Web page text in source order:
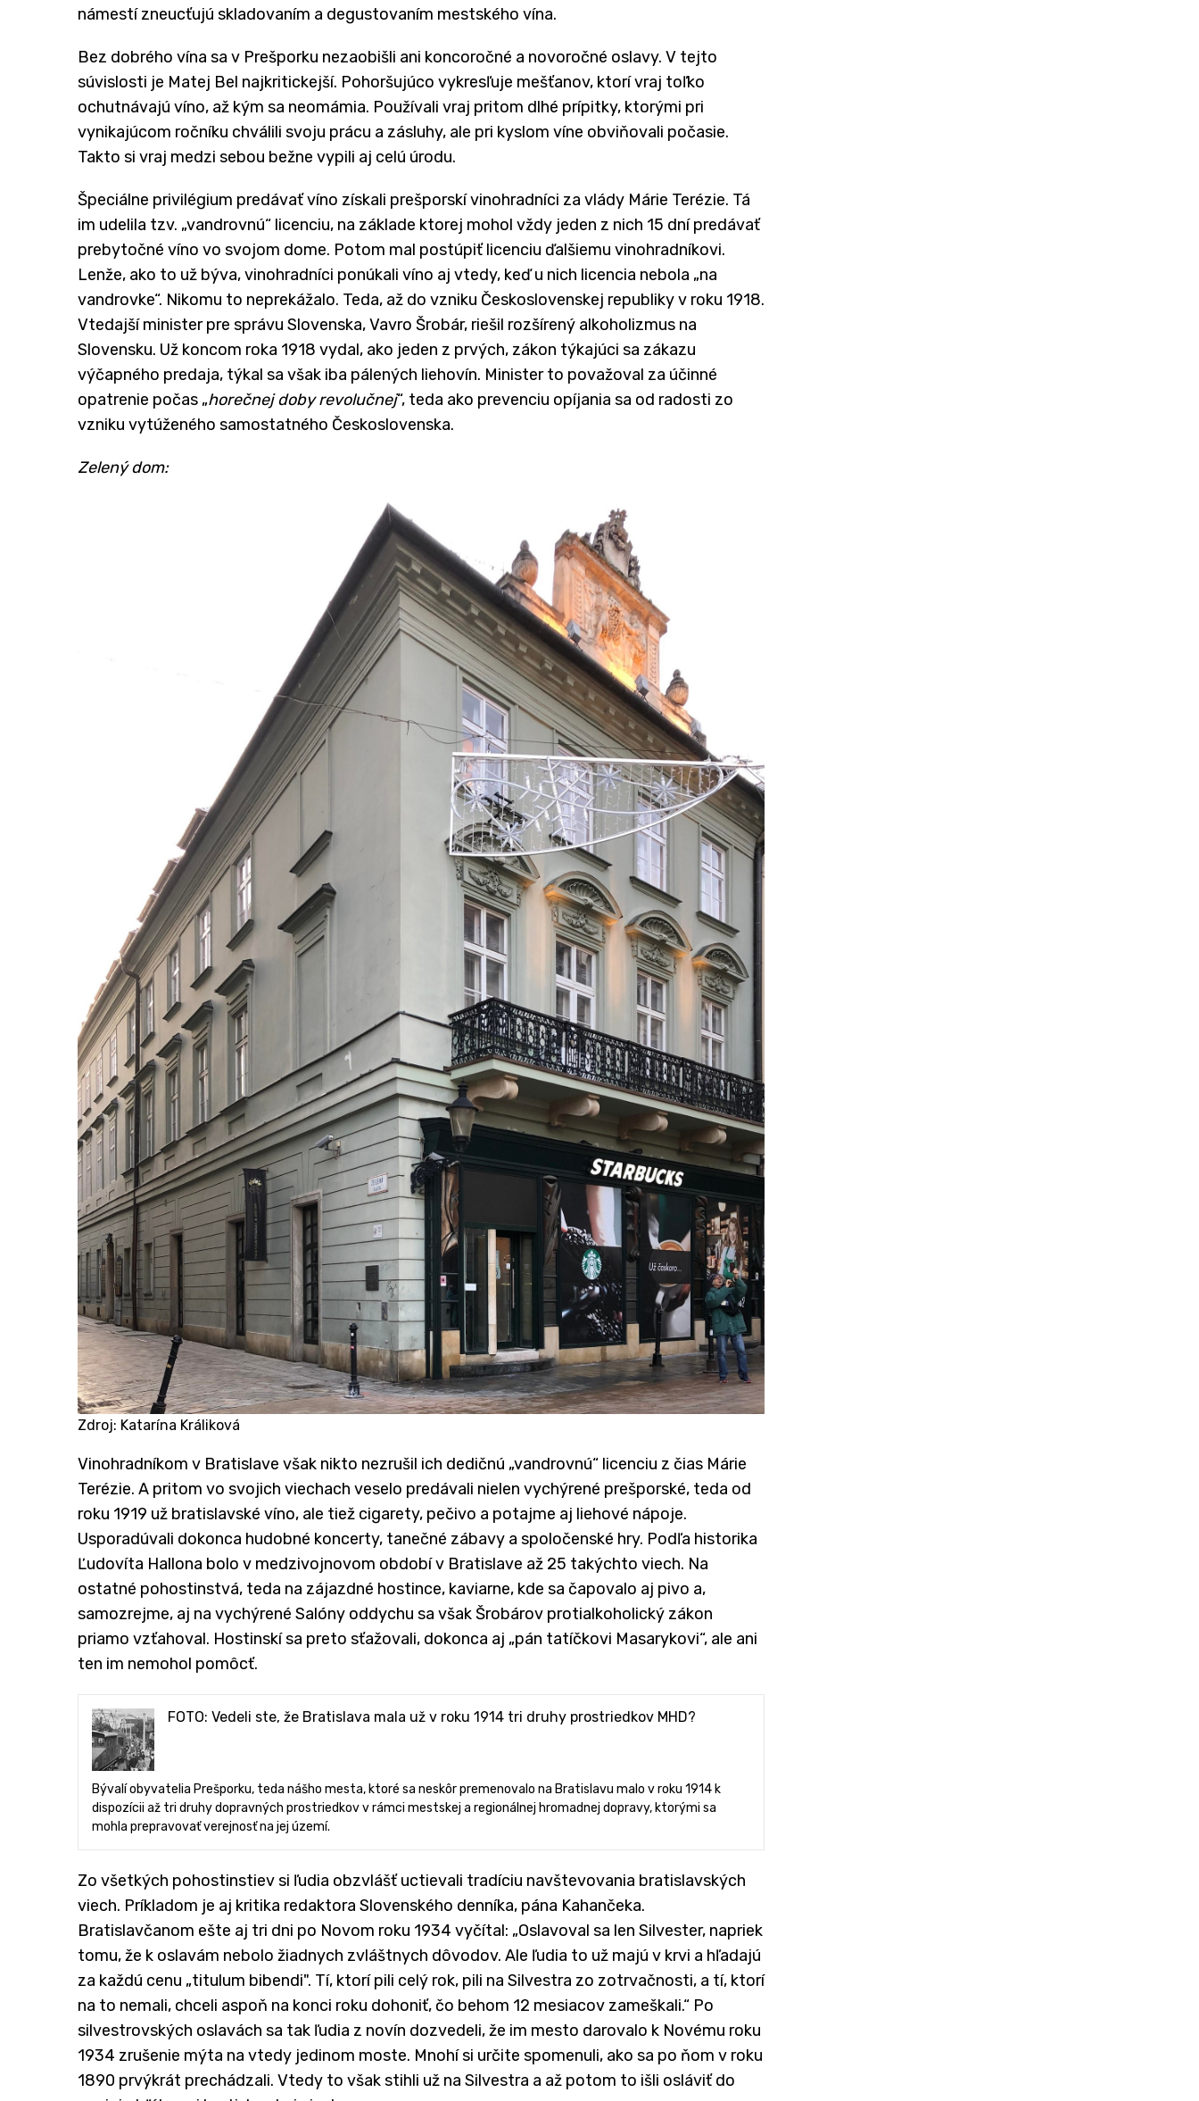
námestí zneucťujú skladovaním a degustovaním mestského vína.
Bez dobrého vína sa v Prešporku nezaobišli ani koncoročné a novoročné oslavy. V tejto
súvislosti je Matej Bel najkritickejší. Pohoršujúco vykresľuje mešťanov, ktorí vraj toľko
ochutnávajú víno, až kým sa neomámia. Používali vraj pritom dlhé prípitky, ktorými pri
vynikajúcom ročníku chválili svoju prácu a zásluhy, ale pri kyslom víne obviňovali počasie.
Takto si vraj medzi sebou bežne vypili aj celú úrodu.
Špeciálne privilégium predávať víno získali prešporskí vinohradníci za vlády Márie Terézie. Tá
im udelila tzv. „vandrovnú“ licenciu, na základe ktorej mohol vždy jeden z nich 15 dní predávať
prebytočné víno vo svojom dome. Potom mal postúpiť licenciu ďalšiemu vinohradníkovi.
Lenže, ako to už býva, vinohradníci ponúkali víno aj vtedy, keď u nich licencia nebola „na
vandrovke“. Nikomu to neprekážalo. Teda, až do vzniku Československej republiky v roku 1918.
Vtedajší minister pre správu Slovenska, Vavro Šrobár, riešil rozšírený alkoholizmus na
Slovensku. Už koncom roka 1918 vydal, ako jeden z prvých, zákon týkajúci sa zákazu
výčapného predaja, týkal sa však iba pálených liehovín. Minister to považoval za účinné
opatrenie počas „horečnej doby revolučnej“, teda ako prevenciu opíjania sa od radosti zo
vzniku vytúženého samostatného Československa.
Zelený dom:
Zdroj: Katarína Králiková
​Vinohradníkom v Bratislave však nikto nezrušil ich dedičnú „vandrovnú“ licenciu z čias Márie
Terézie. A pritom vo svojich viechach veselo predávali nielen vychýrené prešporské, teda od
roku 1919 už bratislavské víno, ale tiež cigarety, pečivo a potajme aj liehové nápoje.
Usporadúvali dokonca hudobné koncerty, tanečné zábavy a spoločenské hry. Podľa historika
Ľudovíta Hallona bolo v medzivojnovom období v Bratislave až 25 takýchto viech. Na
ostatné pohostinstvá, teda na zájazdné hostince, kaviarne, kde sa čapovalo aj pivo a,
samozrejme, aj na vychýrené Salóny oddychu sa však Šrobárov protialkoholický zákon
priamo vzťahoval. Hostinskí sa preto sťažovali, dokonca aj „pán tatíčkovi Masarykovi“, ale ani
ten im nemohol pomôcť.
FOTO: Vedeli ste, že Bratislava mala už v roku 1914 tri druhy prostriedkov MHD?
Bývalí obyvatelia Prešporku, teda nášho mesta, ktoré sa neskôr premenovalo na Bratislavu malo v roku 1914 k
dispozícii až tri druhy dopravných prostriedkov v rámci mestskej a regionálnej hromadnej dopravy, ktorými sa
mohla prepravovať verejnosť na jej území.
​Zo všetkých pohostinstiev si ľudia obzvlášť uctievali tradíciu navštevovania bratislavských
viech. Príkladom je aj kritika redaktora Slovenského denníka, pána Kahančeka.
Bratislavčanom ešte aj tri dni po Novom roku 1934 vyčítal: „Oslavoval sa len Silvester, napriek
tomu, že k oslavám nebolo žiadnych zvláštnych dôvodov. Ale ľudia to už majú v krvi a hľadajú
za každú cenu „titulum bibendi". Tí, ktorí pili celý rok, pili na Silvestra zo zotrvačnosti, a tí, ktorí
na to nemali, chceli aspoň na konci roku dohoniť, čo behom 12 mesiacov zameškali.“ Po
silvestrovských oslavách sa tak ľudia z novín dozvedeli, že im mesto darovalo k Novému roku
1934 zrušenie mýta na vtedy jedinom moste. Mnohí si určite spomenuli, ako sa po ňom v roku
1890 prvýkrát prechádzali. Vtedy to však stihli už na Silvestra a až potom to išli osláviť do